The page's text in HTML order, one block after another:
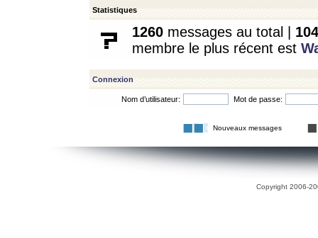
Statistiques
1260 messages au total | 104
membre le plus récent est
Connexion
Nom d’utilisateur: Mot de passe:
Nouveaux messages
Copyright 2006-